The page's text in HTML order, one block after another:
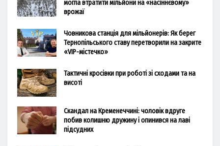
могла втратити мільйони на «насіннєвому»
врожаї
Човникова станція для мільйонерів: Як берег
Тернопільського ставу перетворили на закрите
«VIP-містечко»
Тактичні кросівки при роботі зі сходами та на
висоті
Скандал на Кременеччині: чоловік вдруге
побив колишню дружину і опинився на лаві
підсудних